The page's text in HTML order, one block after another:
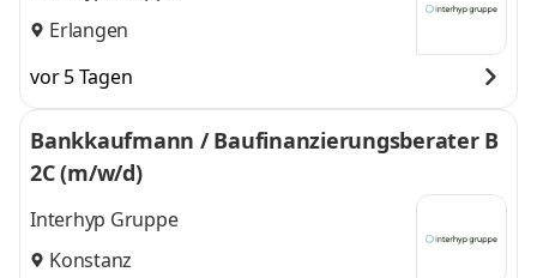
Erlangen
vor 5 Tagen
Bankkaufmann / Baufinanzierungsberater B
2C (m/w/d)
Interhyp Gruppe
Konstanz